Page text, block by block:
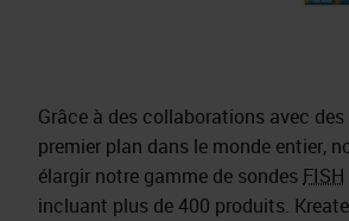
Grâce à des collaborations avec
premier plan dans le monde entier,
élargir notre gamme de sondes FISH
incluant plus de 400 produits.